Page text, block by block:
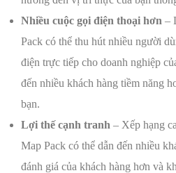
Nhiều cuộc gọi điện thoại hơn –
Pack có thể thu hút nhiều người
điện trực tiếp cho doanh nghiệp
đến nhiều khách hàng tiềm năng
bạn.
Lợi thế cạnh tranh – Xếp hạng
Map Pack có thể dẫn đến nhiều
đánh giá của khách hàng hơn và